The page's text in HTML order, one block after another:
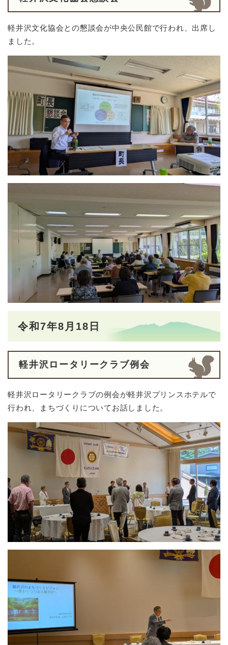
軽井沢文化協会との懇談会が中央公民館で行われ、出席し
ました。
令和7年8月18日
軽井沢ロータリークラブ例会
軽井沢ロータリークラブの例会が軽井沢プリンスホテルで
行われ、まちづくりについてお話しました。